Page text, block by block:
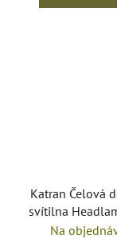
Katran Čelová
svítilna
460 PRO
Na